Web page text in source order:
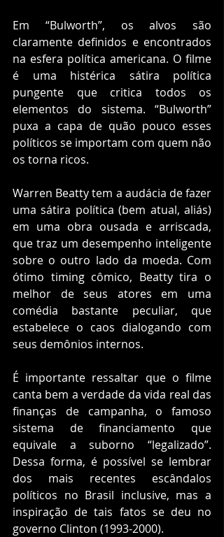
Em “Bulworth”, os alvos são
claramente definidos e encontrados
na esfera política americana. O filme
é uma histérica sátira política
pungente que critica todos os
elementos do sistema. “Bulworth”
puxa a capa de quão pouco esses
políticos se importam com quem não
os torna ricos.
Warren Beatty tem a audácia de fazer
uma sátira política (bem atual, aliás)
em uma obra ousada e arriscada,
que traz um desempenho inteligente
sobre o outro lado da moeda. Com
ótimo timing cômico, Beatty tira o
melhor de seus atores em uma
comédia bastante peculiar, que
estabelece o caos dialogando com
seus demônios internos.
É importante ressaltar que o filme
canta bem a verdade da vida real das
finanças de campanha, o famoso
sistema de financiamento que
equivale a suborno “legalizado”.
Dessa forma, é possível se lembrar
dos mais recentes escândalos
políticos no Brasil inclusive, mas a
inspiração de tais fatos se deu no
governo Clinton (1993-2000).